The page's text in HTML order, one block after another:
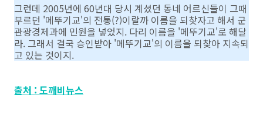
그런데 2005년에 60년대 당시 계셨던 동네 어르신들이 그때
부르던 '메뚜기교'의 전통(?)이랄까 이름을 되찾자고 해서 군
관광경제과에 민원을 넣었지. 다리 이름을 '메뚜기교'로 해달
라. 그래서 결국 승인받아 '메뚜기교'의 이름을 되찾아 지속되
고 있는 것이지.
출처 : 도깨비뉴스